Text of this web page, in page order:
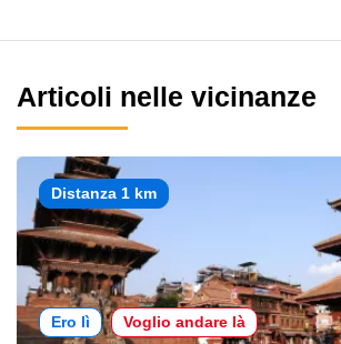
Articoli nelle vicinanze
Distanza 1 km
Ero lì Voglio andare là